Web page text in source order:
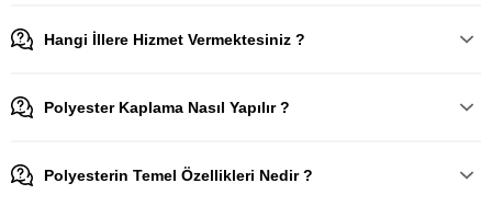
Hangi İllere Hizmet Vermektesiniz ?
Polyester Kaplama Nasıl Yapılır ?
Polyesterin Temel Özellikleri Nedir ?